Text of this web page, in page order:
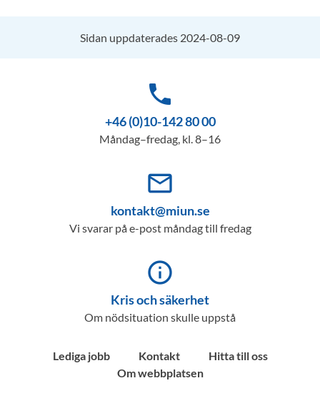
Sidan uppdaterades 2024-08-09
phone
+46 (0)10-142 80 00
Måndag–fredag, kl. 8–16
mail_outline
kontakt@miun.se
Vi svarar på e-post måndag till fredag
info_outline
Kris och säkerhet
Om nödsituation skulle uppstå
Lediga jobb Kontakt
Hitta till oss
Om webbplatsen